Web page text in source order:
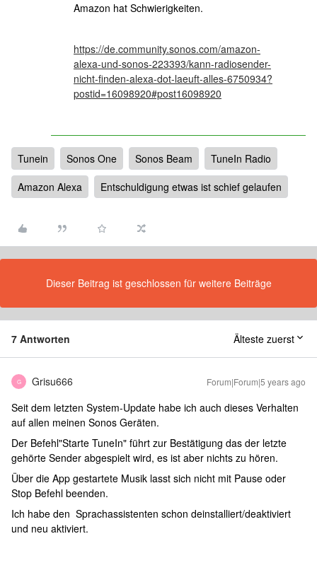
Amazon hat Schwierigkeiten.
https://de.community.sonos.com/amazon-
alexa-und-sonos-223393/kann-radiosender-
nicht-finden-alexa-dot-laeuft-alles-6750934?
postid=16098920#post16098920
Tunein Sonos One Sonos Beam
TuneIn Radio
Amazon Alexa
Entschuldigung etwas ist schief gelaufen
Dieser Beitrag ist geschlossen für weitere Beiträge
7 Antworten Älteste zuerst
G Grisu666 Forum|Forum|5 years ago
Seit dem letzten System-Update habe ich auch dieses Verhalten
auf allen meinen Sonos Geräten.
Der Befehl"Starte TuneIn" führt zur Bestätigung das der letzte
gehörte Sender abgespielt wird, es ist aber nichts zu hören.
Über die App gestartete Musik lasst sich nicht mit Pause oder
Stop Befehl beenden.
Ich habe den Sprachassistenten schon deinstalliert/deaktiviert
und neu aktiviert.